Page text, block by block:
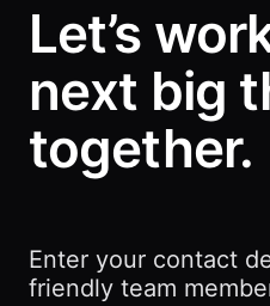
Let’s
next big
together.
Enter your contact
friendly team